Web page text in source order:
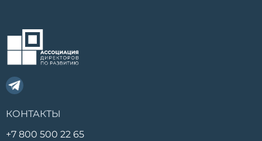
КОНТАКТЫ
+7 800 500 22 65